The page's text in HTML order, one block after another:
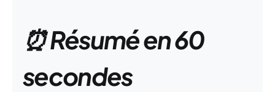
⏰ Résumé en 60
secondes